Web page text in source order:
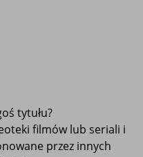
tytułu?
filmów lub seriali i
przez innych